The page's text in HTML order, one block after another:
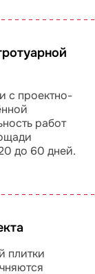
с проектно-
работ
до 60 дней.
плитки